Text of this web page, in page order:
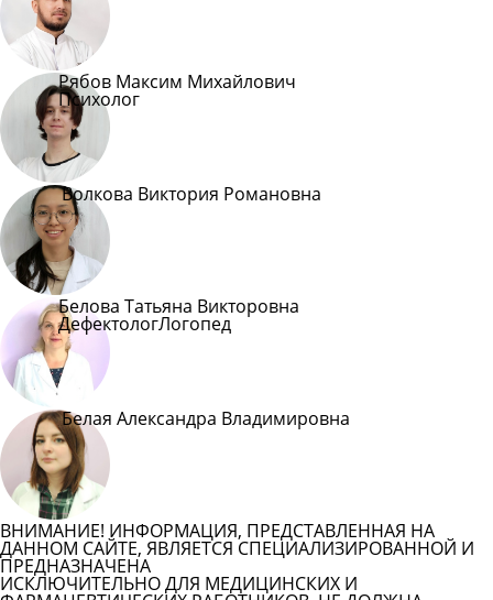
Рябов Максим Михайлович
Психолог
Волкова Виктория Романовна
Белова Татьяна Викторовна
ДефектологЛогопед
Белая Александра Владимировна
ВНИМАНИЕ! ИНФОРМАЦИЯ, ПРЕДСТАВЛЕННАЯ НА
ДАННОМ САЙТЕ, ЯВЛЯЕТСЯ СПЕЦИАЛИЗИРОВАННОЙ И
ПРЕДНАЗНАЧЕНА
ИСКЛЮЧИТЕЛЬНО ДЛЯ МЕДИЦИНСКИХ И